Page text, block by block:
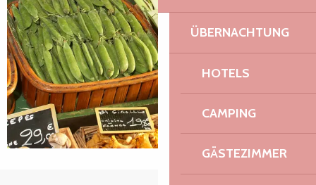
ÜBERNACHTUNG
HOTELS
CAMPING
GÄSTEZIMMER